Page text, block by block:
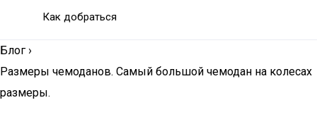
Как добраться
Блог ›
Размеры чемоданов. Самый большой чемодан на колесах
размеры.